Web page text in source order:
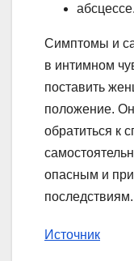
абсцессе.
Симптомы и
в интимном
поставить
положение.
обратиться к
опасным и
последствиям.
Источник